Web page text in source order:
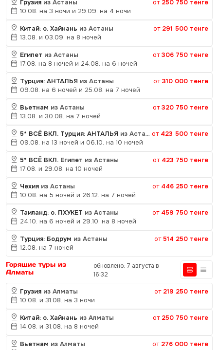
Грузия из Астаны от 250 750 тенге
10.08. на 3 ночи и 29.09. на 4 ночи
Китай: о. Хайнань из Астаны от 291 500 тенге
13.08. и 03.09. на 8 ночей
Египет из Астаны от306 750 тенге
17.08. на 8 ночей и 24.08. на 6 ночей
Турция: АНТАЛЬЯ из Астаны от310 000 тенге
09.08. на 6 ночей и 25.08. на 7 ночей
Вьетнам из Астаны от320 750 тенге
13.08. и 30.08. на 7 ночей
5* ВСЁ ВКЛ. Турция: АНТАЛЬЯ из Астаны от 423 500 тенге
09.08. на 13 ночей и 06.10. на 10 ночей
5* ВСЁ ВКЛ. Египет из Астаны от 423 750 тенге
17.08. и 29.08. на 10 ночей
Чехия из Астаны от 446 250 тенге
10.08. на 5 ночей и 26.12. на 7 ночей
Таиланд: о. ПХУКЕТ из Астаны от 459 750 тенге
24.10. на 6 ночей и 29.10. на 8 ночей
Турция: Бодрум из Астаны от514 250 тенге
12.08. на 7 ночей
Горящие туры из
Алматы
обновлено: 7 августа в
16:32
Грузия из Алматы от 219 250 тенге
10.08. и 31.08. на 3 ночи
Китай: о. Хайнань из Алматы от 250 750 тенге
14.08. и 31.08. на 8 ночей
Вьетнам из Алматы от 276 000 тенге